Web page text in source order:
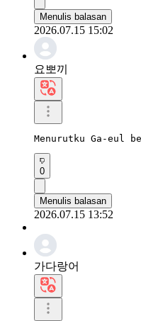
Menulis balasan
2026.07.15 15:02
요뽀끼
Menurutku Ga-eul
0
Menulis balasan
2026.07.15 13:52
가다랑어